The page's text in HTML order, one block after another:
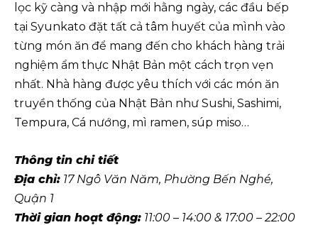
lọc kỹ càng và nhập mới hằng ngày, các đầu bếp
tại Syunkato đặt tất cả tâm huyết của mình vào
từng món ăn để mang đến cho khách hàng trải
nghiệm ẩm thực Nhật Bản một cách trọn vẹn
nhất. Nhà hàng được yêu thích với các món ăn
truyền thống của Nhật Bản như Sushi, Sashimi,
Tempura, Cá nướng, mì ramen, súp miso…
Thông tin chi tiết
Địa chỉ: 17 Ngô Văn Năm, Phường Bến Nghé,
Quận 1
Thời gian hoạt động: 11:00 – 14:00 & 17:00 – 22:00